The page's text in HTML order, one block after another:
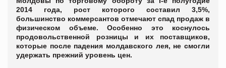
2014 года, рост которого составил 3,5%,
большинство коммерсантов отмечают спад продаж в
физическом объеме. Особенно это коснулось
продовольственной розницы и их поставщиков,
которые после падения молдавского лея, не смогли
удержать прежний уровень цен.